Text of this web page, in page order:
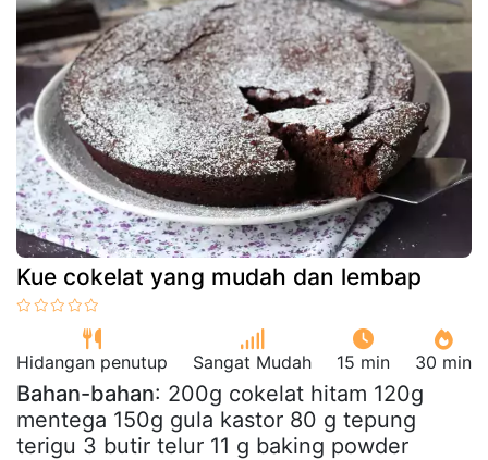
Kue cokelat yang mudah dan lembap
Hidangan penutup Sangat Mudah 15 min 30 min
Bahan-bahan: 200g cokelat hitam 120g
mentega 150g gula kastor 80 g tepung
terigu 3 butir telur 11 g baking powder